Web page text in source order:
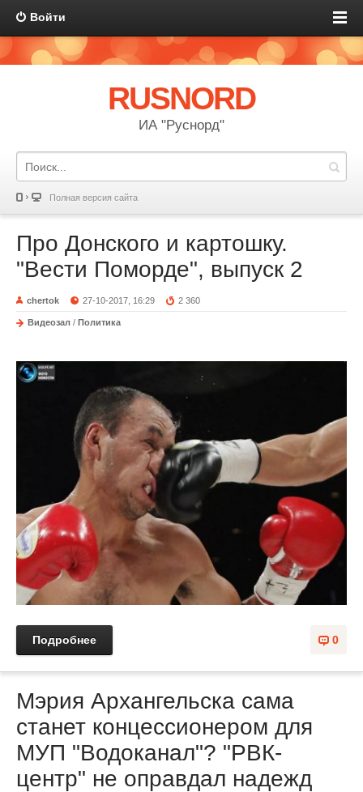
Войти
RUSNORD
ИА "Руснорд"
Полная версия сайта
Про Донского и картошку.
"Вести Поморде", выпуск 2
chertok 27-10-2017, 16:29 2 360
Видеозал / Политика
0
Подробнее
Мэрия Архангельска сама
станет концессионером для
МУП "Водоканал"? "РВК-
центр" не оправдал надежд